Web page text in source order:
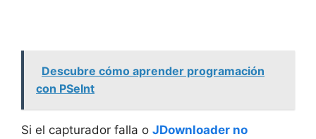
Descubre cómo aprender programación
con PSeInt
Si el capturador falla o JDownloader no